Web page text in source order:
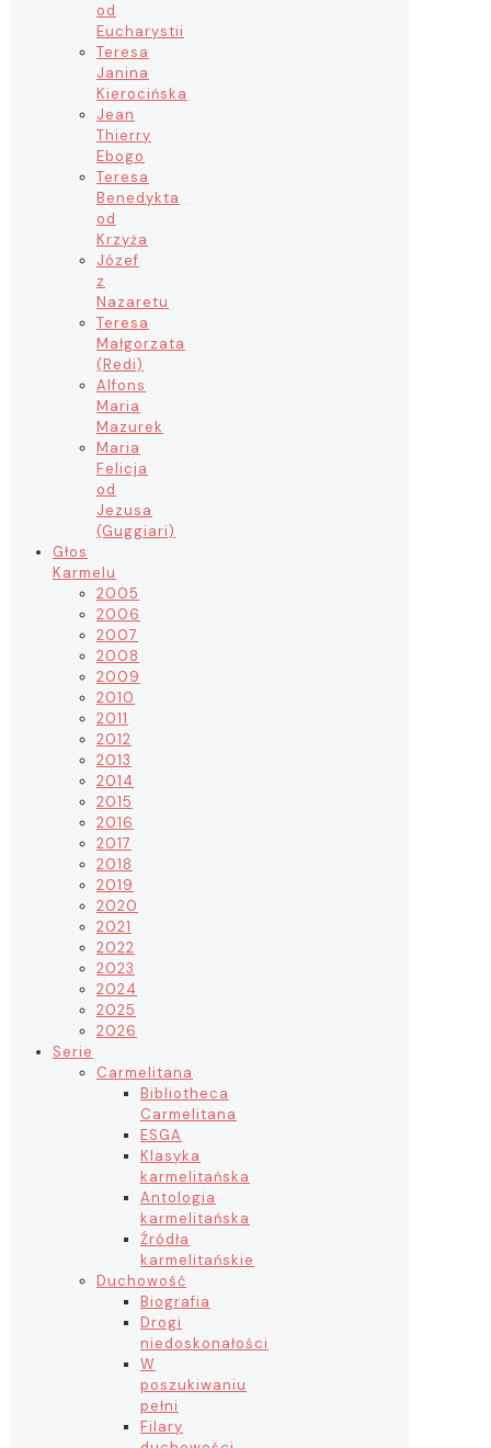
od
Eucharystii
Teresa
Janina
Kierocińska
Jean
Thierry
Ebogo
Teresa
Benedykta
od
Krzyża
Józef
z
Nazaretu
Teresa
Małgorzata
(Redi)
Alfons
Maria
Mazurek
Maria
Felicja
od
Jezusa
(Guggiari)
Głos
Karmelu
2005
2006
2007
2008
2009
2010
2011
2012
2013
2014
2015
2016
2017
2018
2019
2020
2021
2022
2023
2024
2025
2026
Serie
Carmelitana
Bibliotheca
Carmelitana
ESGA
Klasyka
karmelitańska
Antologia
karmelitańska
Źródła
karmelitańskie
Duchowość
Biografia
Drogi
niedoskonałości
W
poszukiwaniu
pełni
Filary